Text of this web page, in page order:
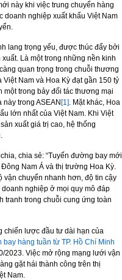
này khi việc trung chuyển hàng
doanh nghiệp xuất khẩu Việt Nam
lang trọng yếu, được thúc đẩy bởi
Là một trong những nền kinh
quan trọng trong chuỗi thương
Nam và Hoa Kỳ đạt gần 150 tỷ
một trong bảy đối tác thương mại
trong ASEAN [1]. Mặt khác, Hoa
lớn nhất của Việt Nam. Khi Việt
xuất giá trị cao, hệ thống
chia sẻ: “Tuyến đường bay mới
Nam Á và thị trường Hoa Kỳ.
chuyển nhanh hơn, độ tin cậy
nghiệp ở mọi quy mô đáp
tranh trong chuỗi cung ứng toàn
chiến lược đầu tư dài hạn của
bay hàng tuần từ TP. Hồ Chí Minh
2023. Việc mở rộng mạng lưới vận
gặt hái thành công trên thị
Nam.